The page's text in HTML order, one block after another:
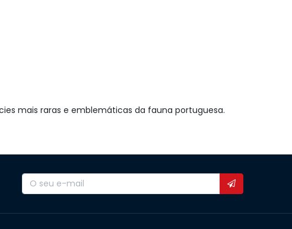
mais raras e emblemáticas da fauna portuguesa.